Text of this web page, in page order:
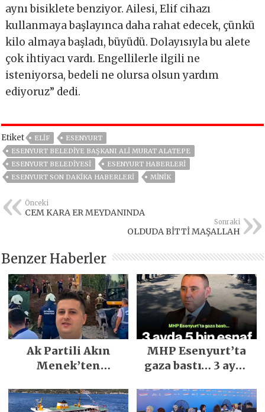
aynı bisiklete benziyor. Ailesi, Elif cihazı
kullanmaya başlayınca daha rahat edecek, çünkü
kilo almaya başladı, büyüdü. Dolayısıyla bu alete
çok ihtiyacı vardı. Engellilerle ilgili ne
isteniyorsa, bedeli ne olursa olsun yardım
ediyoruz” dedi.
Etiket ELIF
ESENYURT
ESENYURT BELEDIYE BAŞKANI ALI MURAT ALATEPE
ESENYURT BELEDIYESI
ESENYURT HABERLERI
ESENYURT SON DAKIKA HABERLERI
MINIK
Önceki
CEM KARA ER MEYDANINDA
Sonraki
OLDUDA BİTTİ MAŞALLAH
Benzer Haberler
Ak Partili Akın
Menek’ten
heyelan sonrası
MHP Esenyurt’ta
gaza bastı… 3 ayda
edildi